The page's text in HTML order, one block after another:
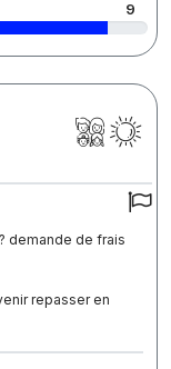
9
demande de frais
repasser en